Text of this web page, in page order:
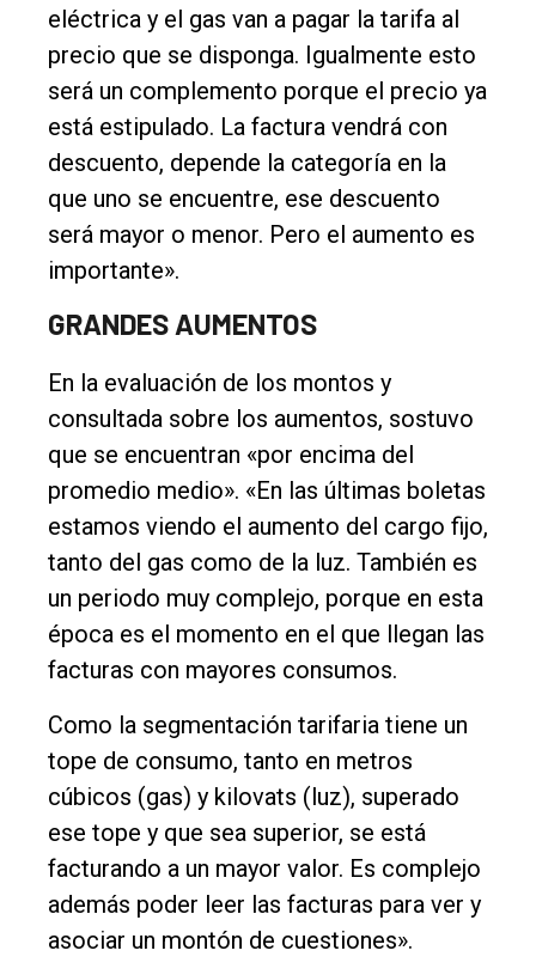
eléctrica y el gas van a pagar la tarifa al
precio que se disponga. Igualmente esto
será un complemento porque el precio ya
está estipulado. La factura vendrá con
descuento, depende la categoría en la
que uno se encuentre, ese descuento
será mayor o menor. Pero el aumento es
importante».
GRANDES AUMENTOS
En la evaluación de los montos y
consultada sobre los aumentos, sostuvo
que se encuentran «por encima del
promedio medio». «En las últimas boletas
estamos viendo el aumento del cargo fijo,
tanto del gas como de la luz. También es
un periodo muy complejo, porque en esta
época es el momento en el que llegan las
facturas con mayores consumos.
Como la segmentación tarifaria tiene un
tope de consumo, tanto en metros
cúbicos (gas) y kilovats (luz), superado
ese tope y que sea superior, se está
facturando a un mayor valor. Es complejo
además poder leer las facturas para ver y
asociar un montón de cuestiones».